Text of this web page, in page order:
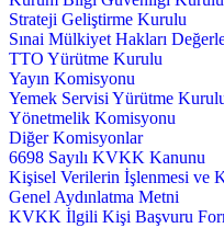
Strateji Geliştirme Kurulu
Sınai Mülkiyet Hakları
TTO Yürütme Kurulu
Yayın Komisyonu
Yemek Servisi Yürütme
Yönetmelik Komisyonu
Diğer Komisyonlar
6698 Sayılı KVKK Kanunu
Kişisel Verilerin İşlenmesi ve
Genel Aydınlatma Metni
KVKK İlgili Kişi Başvuru